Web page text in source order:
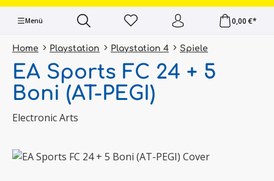
Menü 0,00 €*
Home Playstation Playstation 4 Spiele
EA Sports FC 24 + 5
Boni (AT-PEGI)
Electronic Arts
Bildergalerie überspringen